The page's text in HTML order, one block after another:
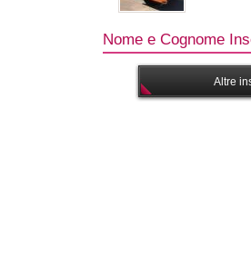
Nome e Cognome
Altre